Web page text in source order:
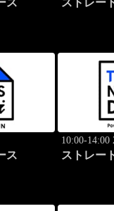
ス ストレー
ス
10:00-14:00
ストレー